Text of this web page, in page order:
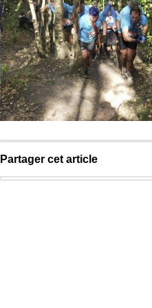
Partager cet article